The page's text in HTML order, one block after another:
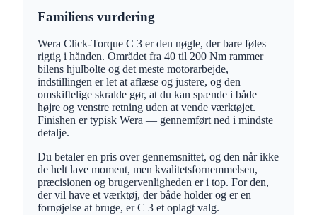
Familiens vurdering
Wera Click-Torque C 3 er den nøgle, der bare føles
rigtig i hånden. Området fra 40 til 200 Nm rammer
bilens hjulbolte og det meste motorarbejde,
indstillingen er let at aflæse og justere, og den
omskiftelige skralde gør, at du kan spænde i både
højre og venstre retning uden at vende værktøjet.
Finishen er typisk Wera — gennemført ned i mindste
detalje.
Du betaler en pris over gennemsnittet, og den når ikke
de helt lave moment, men kvalitetsfornemmelsen,
præcisionen og brugervenligheden er i top. For den,
der vil have et værktøj, der både holder og er en
fornøjelse at bruge, er C 3 et oplagt valg.